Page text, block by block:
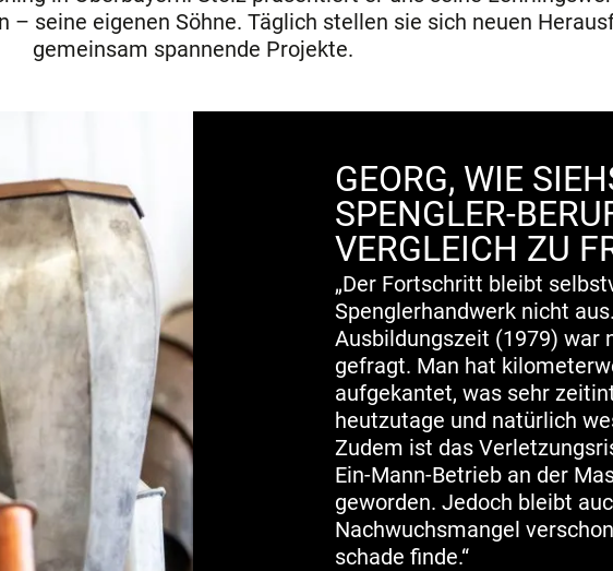
seine eigenen Söhne. Täglich stellen sie sich neuen
gemeinsam spannende Projekte.
GEORG, WIE
SPENGLER-
VERGLEICH ZU
„Der Fortschritt bleibt
Spenglerhandwerk nicht
Ausbildungszeit (1979) war
gefragt. Man hat
aufgekantet, was sehr
heutzutage und natürlich
Zudem ist das
Ein-Mann-Betrieb an der
geworden. Jedoch bleibt
Nachwuchsmangel
schade finde.“